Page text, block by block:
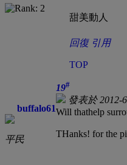
甜美動人
回復 引用
TOP
buffalo61
平民
19#
發表於 2012-
Will thathelp
THanks! for the